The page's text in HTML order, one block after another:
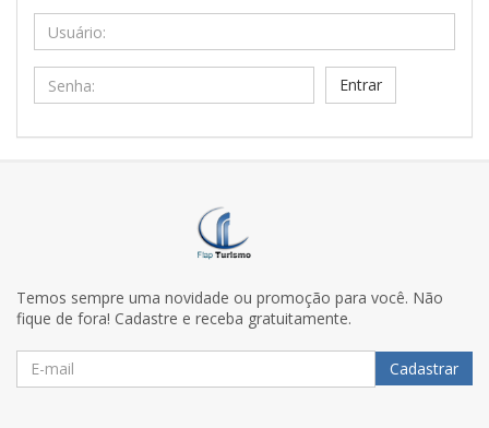
Usuário:
Senha:
Temos sempre uma novidade ou promoção para você. Não
fique de fora! Cadastre e receba gratuitamente.
Cadastrar